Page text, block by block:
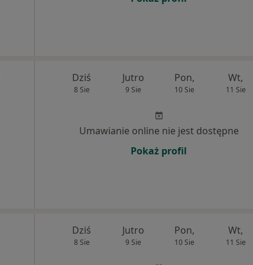
Dziś
8 Sie
Jutro
9 Sie
Pon,
10 Sie
Wt,
11 Sie
Umawianie online nie jest dostępne
Pokaż profil
Dziś
8 Sie
Jutro
9 Sie
Pon,
10 Sie
Wt,
11 Sie